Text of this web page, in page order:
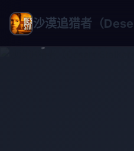
沙漠追猎者（